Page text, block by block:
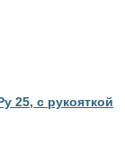
25, с рукояткой